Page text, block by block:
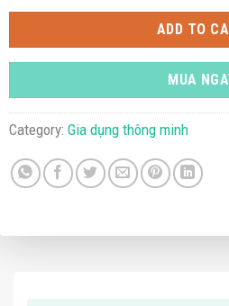
ADD TO
MUA
Category: Gia dụng thông minh